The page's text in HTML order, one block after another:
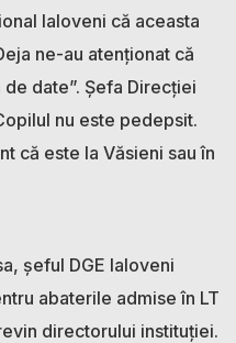
Ialoveni că aceasta
ne-au atenționat că
date”. Șefa Direcției
nu este pedepsit.
că este la Văsieni sau în
șeful DGE Ialoveni
abaterile admise în LT
directorului instituției.